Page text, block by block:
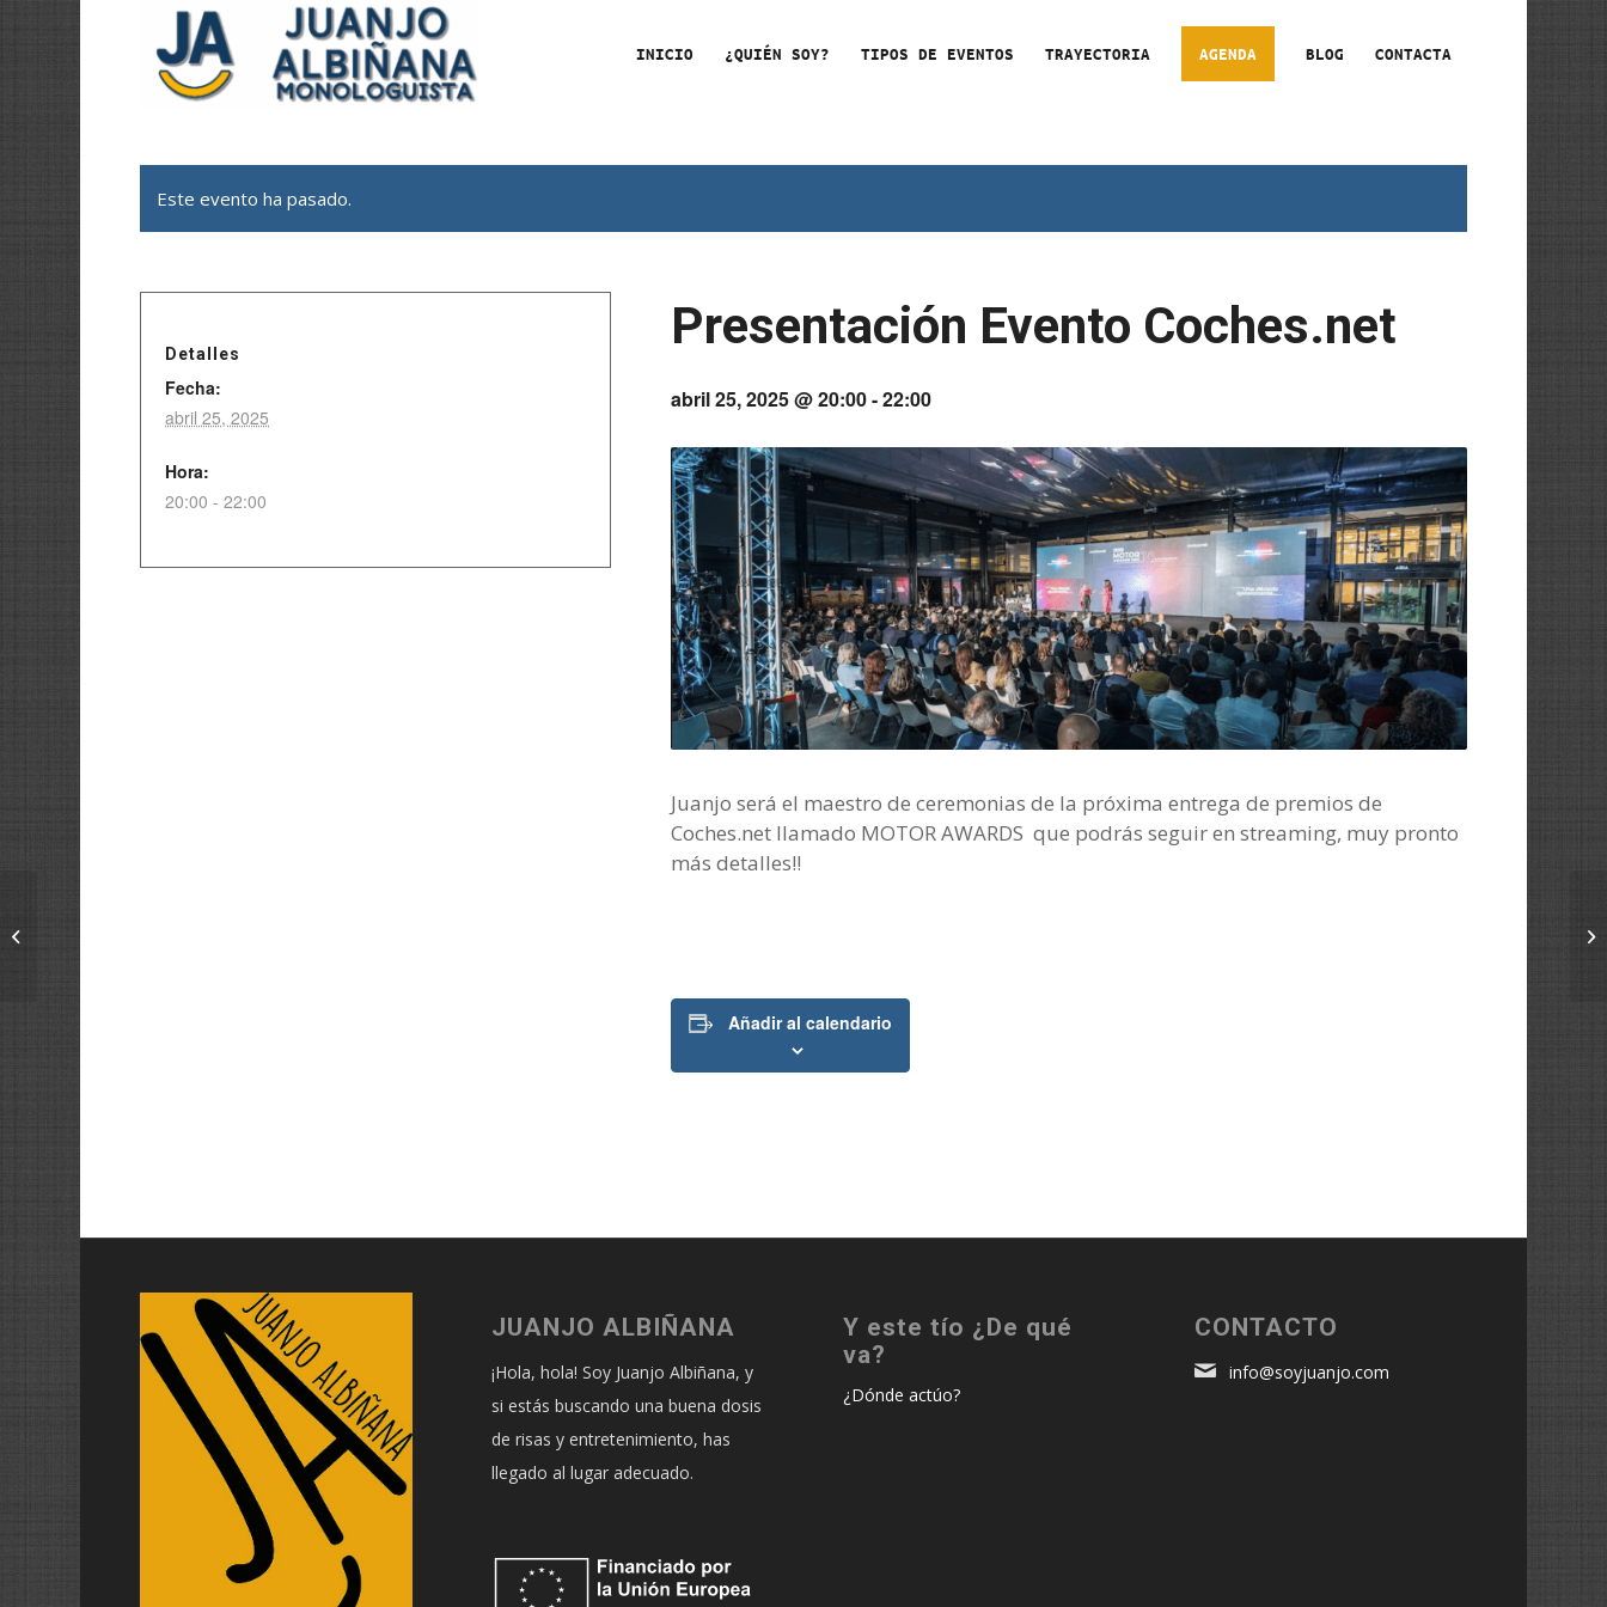
INICIO ¿QUIÉN SOY? TIPOS DE EVENTOS TRAYECTORIA AGENDA BLOG CONTACTA
Este evento ha pasado.
Presentación Evento Coches.net
abril 25, 2025 @ 20:00-22:00
Juanjo será el maestro de ceremonias de la próxima entrega de premios de
Coches.net llamado MOTOR AWARDS que podrás seguir en streaming, muy pronto
más detalles!!
Añadir al calendario
Detalles
Fecha:
abril 25, 2025
Hora:
20:00 - 22:00
JUANJO ALBIÑANA
¡Hola, hola! Soy Juanjo Albiñana, y
si estás buscando una buena dosis
de risas y entretenimiento, has
llegado al lugar adecuado.
Y este tío ¿De qué
va?
¿Dónde actúo?
CONTACTO
info@soyjuanjo.com